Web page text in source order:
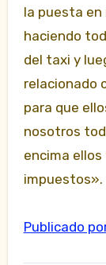
la puesta en
haciendo
del taxi y
relacionado
para que
nosotros
encima
impuestos».
Publicado